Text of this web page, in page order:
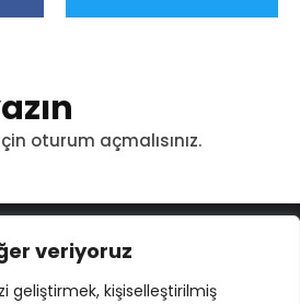
veriyoruz
geliştirmek, kişiselleştirilmiş
oturum açmalısınız.